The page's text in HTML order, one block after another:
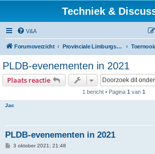
Techniek &
V&A
Forumoverzicht Provinciale Limburgse Dambond
PLDB-evenementen in 2021
Plaats reactie
1 bericht • Pagina 1 van 1
Jac
PLDB-evenementen in 2021
B3 oktober 2021; 21:48